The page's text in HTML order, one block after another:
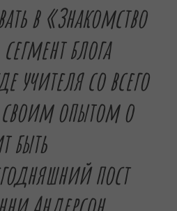
в «Знакомство
блога
учителя со всего
опытом о
быть
пост